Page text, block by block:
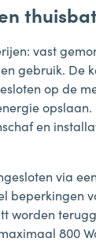
vast
gebruik. De
op de
en
via
beperkingen
worden
800